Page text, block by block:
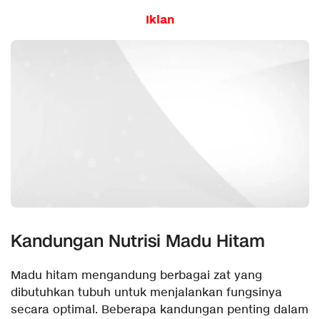
Iklan
Kandungan Nutrisi Madu Hitam
Madu hitam mengandung berbagai zat yang
dibutuhkan tubuh untuk menjalankan fungsinya
secara optimal. Beberapa kandungan penting dalam